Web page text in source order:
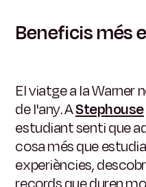
Beneficis més
El viatge a la Warner
de l'any. AStephouse
estudiant senti que
cosa més que
experiències,